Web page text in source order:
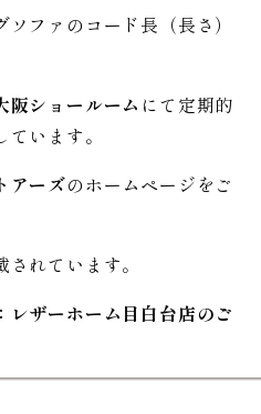
ファのコード長（長さ）
阪ショールーム にて定期的
ています。
アーズのホームページをご
れています。
レザーホーム 目白台店のご